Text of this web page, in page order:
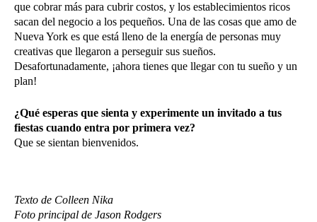
que cobrar más para cubrir costos, y los establecimientos ricos
sacan del negocio a los pequeños. Una de las cosas que amo de
Nueva York es que está lleno de la energía de personas muy
creativas que llegaron a perseguir sus sueños.
Desafortunadamente, ¡ahora tienes que llegar con tu sueño y un
plan!
¿Qué esperas que sienta y experimente un invitado a tus
fiestas cuando entra por primera vez?
Que se sientan bienvenidos.
Texto de Colleen Nika
Foto principal de Jason Rodgers